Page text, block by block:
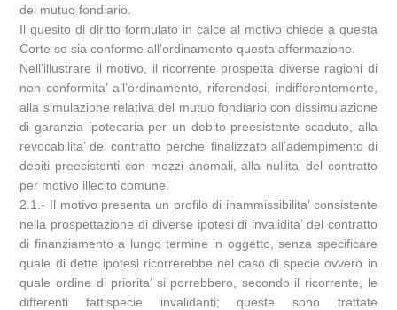
del mutuo fondiario.
Il quesito di diritto formulato in calce al motivo chiede a questa
Corte se sia conforme all’ordinamento questa affermazione.
Nell’illustrare il motivo, il ricorrente prospetta diverse ragioni di
non conformita’ all’ordinamento, riferendosi, indifferentemente,
alla simulazione relativa del mutuo fondiario con dissimulazione
di garanzia ipotecaria per un debito preesistente scaduto, alla
revocabilita’ del contratto perche’ finalizzato all’adempimento di
debiti preesistenti con mezzi anomali, alla nullita’ del contratto
per motivo illecito comune.
2.1.- Il motivo presenta un profilo di inammissibilita’ consistente
nella prospettazione di diverse ipotesi di invalidita’ del contratto
di finanziamento a lungo termine in oggetto, senza specificare
quale di dette ipotesi ricorrerebbe nel caso di specie ovvero in
quale ordine di priorita’ si porrebbero, secondo il ricorrente, le
differenti fattispecie invalidanti; queste sono trattate